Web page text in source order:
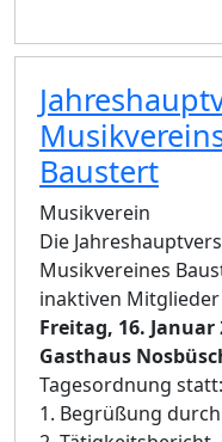
Baustert
Musikverein
Die
Musikvereines
inaktiven
Freitag, 16. Januar
Gasthaus
Tagesordnung statt:
1. Begrüßung